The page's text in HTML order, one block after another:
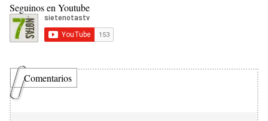
Seguinos en Youtube
Comentarios